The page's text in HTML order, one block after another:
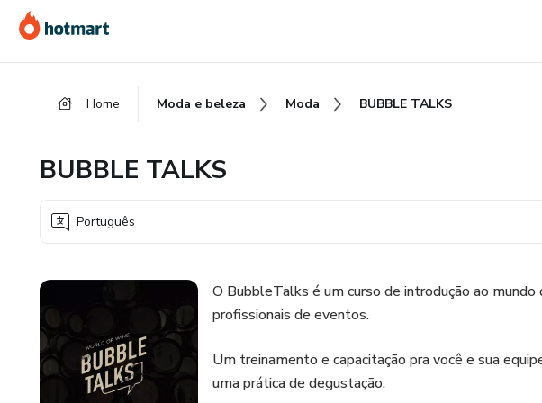
para
o
para
o
para
o
Home Moda e beleza Moda BUBBLE TALKS
BUBBLE TALKS
Português
O BubbleTalks é um curso de introdução ao
profissionais de eventos.
Um treinamento e capacitação pra você e sua
uma prática de degustação.